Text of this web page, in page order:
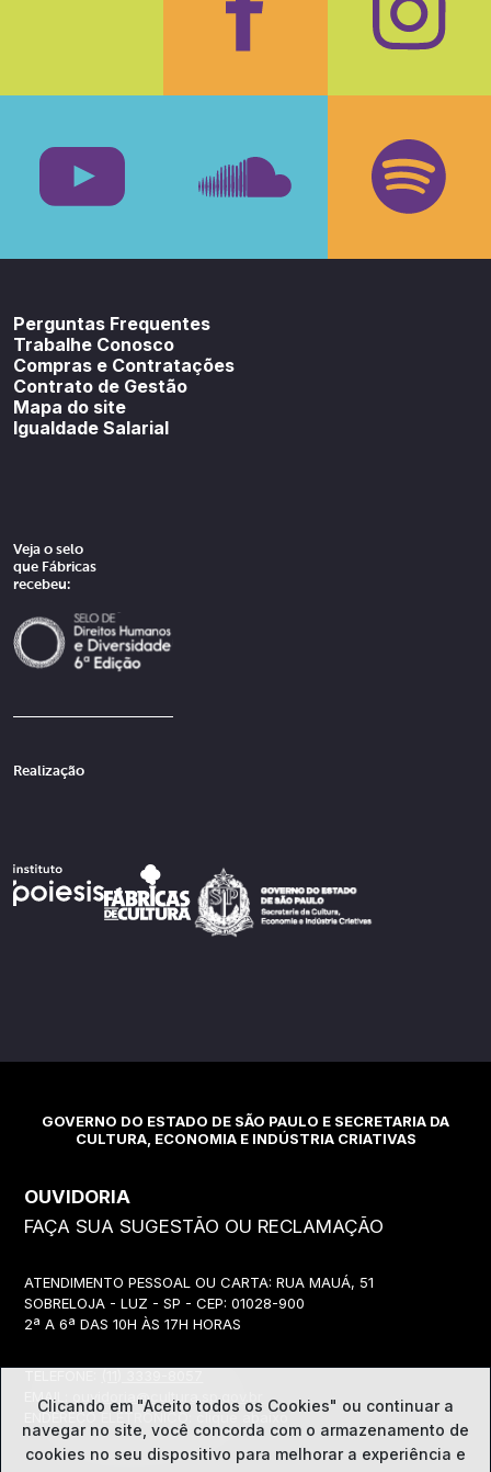
Facebook
Perguntas Frequentes
Trabalhe Conosco
Compras e Contratações
Contrato de Gestão
Mapa do site
Igualdade Salarial
Veja o selo
que Fábricas
recebeu:
Realização
GOVERNO DO ESTADO DE SÃO PAULO E SECRETARIA DA
CULTURA, ECONOMIA E INDÚSTRIA CRIATIVAS
OUVIDORIA
FAÇA SUA SUGESTÃO OU RECLAMAÇÃO
ATENDIMENTO PESSOAL OU CARTA: RUA MAUÁ, 51
SOBRELOJA - LUZ - SP - CEP: 01028-900
2ª A 6ª DAS 10H ÀS 17H HORAS
EMAIL:
ouvidoria@cultura.sp.gov.br
ENDEREÇO ELETRÔNICO: clique abaixo
Clicando em "Aceito todos os Cookies" ou continuar a
navegar no site, você concorda com o armazenamento de
cookies no seu dispositivo para melhorar a experiência e